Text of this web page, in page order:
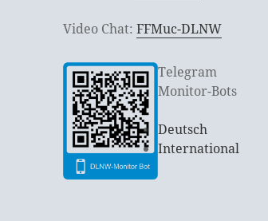
Video Chat:FFMuc-DLNW
Telegram
Monitor-Bots
Deutsch
International